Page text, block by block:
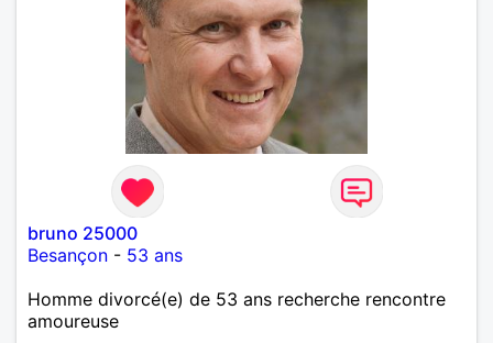
bruno 25000
Besançon - 53 ans
Homme divorcé(e) de 53 ans recherche rencontre
amoureuse